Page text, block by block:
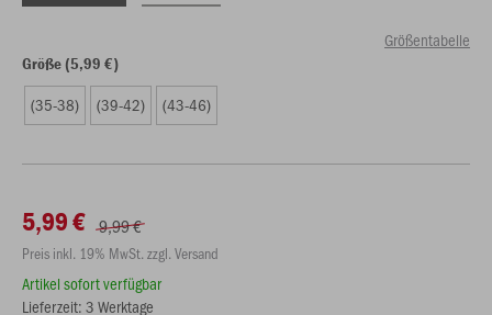
Größentabelle
Größe (5,99 €)
(35-38) (39-42) (43-46)
5,99 € 9,99 €
Preis inkl. 19% MwSt. zzgl. Versand
Artikel sofort verfügbar
Lieferzeit: 3 Werktage